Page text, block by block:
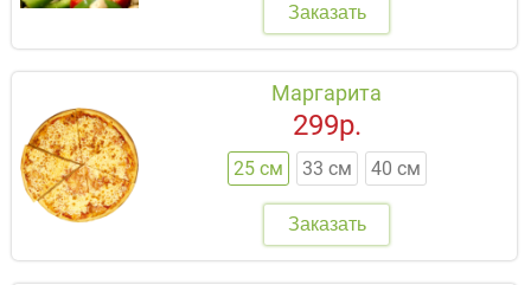
Заказать
Маргарита
25 см 33 см 40 см
299р.
Заказать